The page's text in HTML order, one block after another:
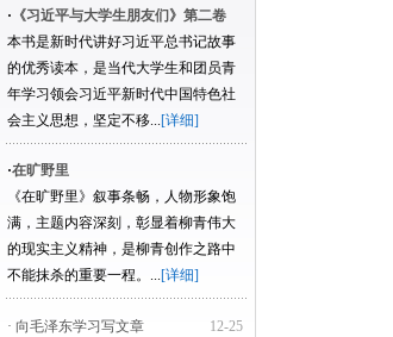
· 《习近平与大学生朋友们》第二卷
本书是新时代讲好习近平总书记故事
的优秀读本，是当代大学生和团员青
年学习领会习近平新时代中国特色社
会主义思想，坚定不移...[详细]
·在旷野里
《在旷野里》叙事条畅，人物形象饱
满，主题内容深刻，彰显着柳青伟大
的现实主义精神，是柳青创作之路中
不能抹杀的重要一程。...[详细]
12-25
· 向毛泽东学习写文章